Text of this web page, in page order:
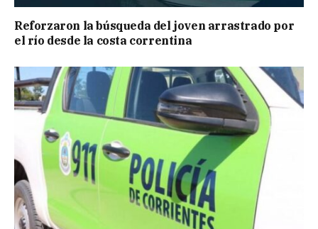
Reforzaron la búsqueda del joven arrastrado por
el río desde la costa correntina